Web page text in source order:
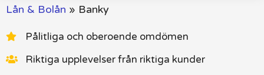
Lån & Bolån » Banky
Pålitliga och oberoende omdömen
Riktiga upplevelser från riktiga kunder